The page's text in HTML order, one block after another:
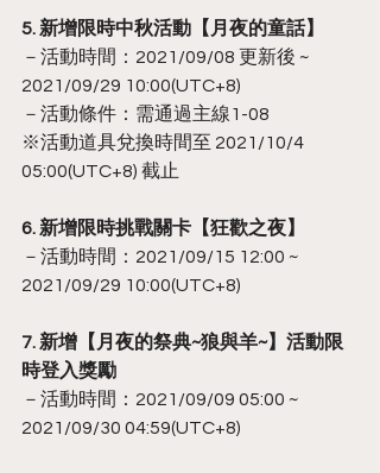
5. 新增限時中秋活動【月夜的童話】
－活動時間：2021/09/08 更新後 ~
2021/09/29 10:00(UTC+8)
－活動條件：需通過主線1-08
※活動道具兌換時間至 2021/10/4
05:00(UTC+8) 截止
6. 新增限時挑戰關卡【狂歡之夜】
－活動時間：2021/09/15 12:00 ~
2021/09/29 10:00(UTC+8)
7. 新增【月夜的祭典~狼與羊~】活動限
時登入獎勵
－活動時間：2021/09/09 05:00 ~
2021/09/30 04:59(UTC+8)